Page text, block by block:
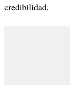
credibilidad.